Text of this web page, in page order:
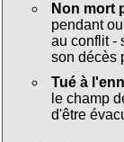
Non mort
pendant
au conflit -
son décès
Tué à
le champ
d'être